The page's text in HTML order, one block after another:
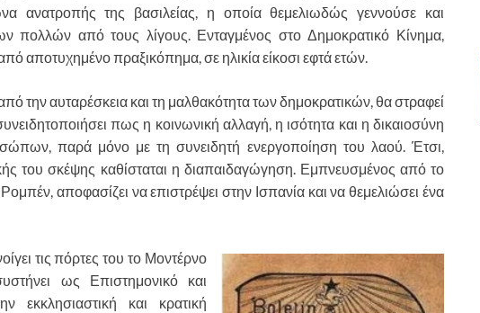
ανατροπής της βασιλείας, η οποία θεμελιωδώς γεννούσε και
πολλών από τους λίγους. Ενταγμένος στο Δημοκρατικό Κίνημα,
αποτυχημένο πραξικόπημα, σε ηλικία είκοσι εφτά ετών.
αυταρέσκεια και τη μαλθακότητα των δημοκρατικών, θα στραφεί
πως η κοινωνική αλλαγή, η ισότητα και η δικαιοσύνη
παρά μόνο με τη συνειδητή ενεργοποίηση του λαού. Έτσι,
του σκέψης καθίσταται η διαπαιδαγώγηση. Εμπνευσμένος από το
αποφασίζει να επιστρέψει στην Ισπανία και να θεμελιώσει ένα
τις πόρτες του το Μοντέρνο
ως Επιστημονικό και
εκκλησιαστική και κρατική